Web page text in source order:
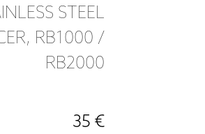
STEEL
RB1000 /
RB2000
35 €